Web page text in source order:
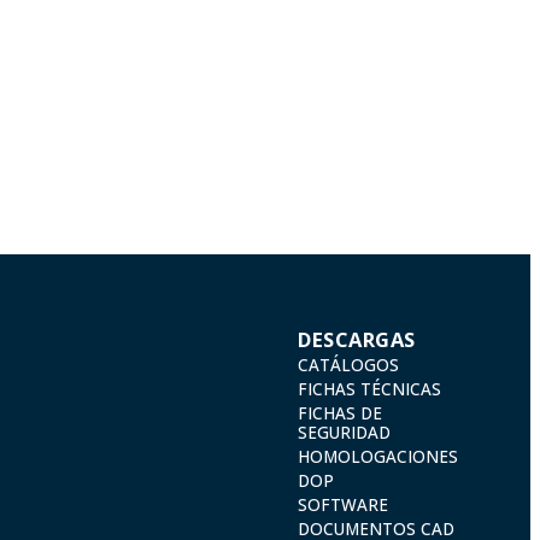
la unión y sujeción de postes en
DESCARGAS
CATÁLOGOS
FICHAS TÉCNICAS
FICHAS DE
SEGURIDAD
HOMOLOGACIONES
DOP
SOFTWARE
DOCUMENTOS CAD